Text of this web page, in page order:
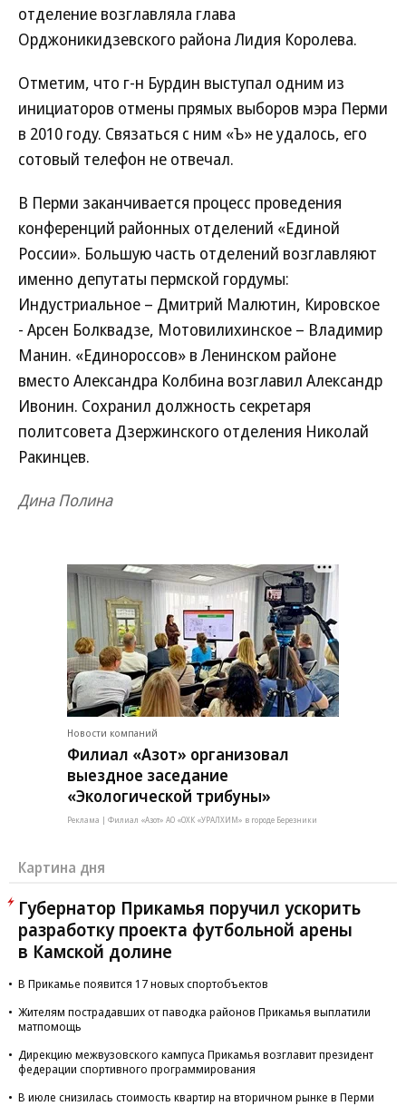
отделение возглавляла глава
Орджоникидзевского района Лидия Королева.
Отметим, что г-н Бурдин выступал одним из
инициаторов отмены прямых выборов мэра Перми
в 2010 году. Связаться с ним «Ъ» не удалось, его
сотовый телефон не отвечал.
В Перми заканчивается процесс проведения
конференций районных отделений «Единой
России». Большую часть отделений возглавляют
именно депутаты пермской гордумы:
Индустриальное – Дмитрий Малютин, Кировское
- Арсен Болквадзе, Мотовилихинское – Владимир
Манин. «Единороссов» в Ленинском районе
вместо Александра Колбина возглавил Александр
Ивонин. Сохранил должность секретаря
политсовета Дзержинского отделения Николай
Ракинцев.
Дина Полина
Новости компаний
Филиал «Азот» организовал
выездное заседание
«Экологической трибуны»
Реклама | Филиал «Азот» АО «ОХК «УРАЛХИМ» в городе Березники
Картина дня
Губернатор Прикамья поручил ускорить
разработку проекта футбольной арены
в Камской долине
В Прикамье появится 17 новых спортобъектов
Жителям пострадавших от паводка районов Прикамья выплатили
матпомощь
Дирекцию межвузовского кампуса Прикамья возглавит президент
федерации спортивного программирования
В июле снизилась стоимость квартир на вторичном рынке в Перми